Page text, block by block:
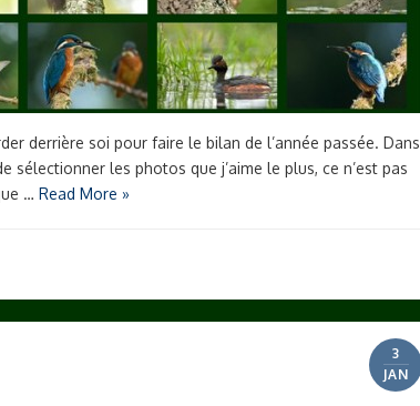
derrière soi pour faire le bilan de l’année passée. Dans
sélectionner les photos que j’aime le plus, ce n’est pas
… Read More »
3
JAN